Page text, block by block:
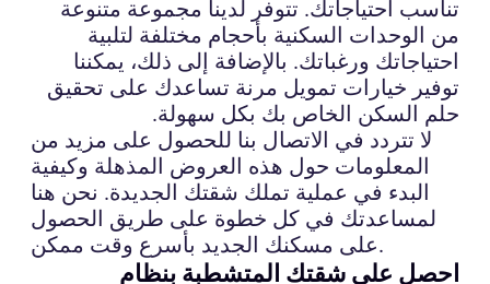
تناسب احتياجاتك. تتوفر لدينا مجموعة متنوعة
من الوحدات السكنية بأحجام مختلفة لتلبية
احتياجاتك ورغباتك. بالإضافة إلى ذلك، يمكننا
توفير خيارات تمويل مرنة تساعدك على تحقيق
حلم السكن الخاص بك بكل سهولة.
لا تتردد في الاتصال بنا للحصول على مزيد من
المعلومات حول هذه العروض المذهلة وكيفية
البدء في عملية تملك شقتك الجديدة. نحن هنا
لمساعدتك في كل خطوة على طريق الحصول
على مسكنك الجديد بأسرع وقت ممكن.
احصل على شقتك المتشطبة بنظام